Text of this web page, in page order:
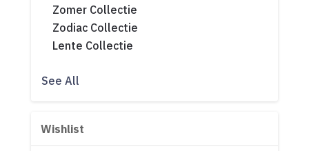
Zomer Collectie
Zodiac Collectie
Lente Collectie
See All
Wishlist